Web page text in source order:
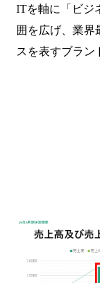
ITを軸に「ビジ
囲を広げ、業界
スを表すブラン